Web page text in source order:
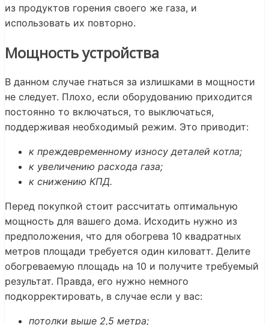
из продуктов горения своего же газа, и
использовать их повторно.
Мощность устройства
В данном случае гнаться за излишками в мощности
не следует. Плохо, если оборудованию приходится
постоянно то включаться, то выключаться,
поддерживая необходимый режим. Это приводит:
к преждевременному износу деталей котла;
к увеличению расхода газа;
к снижению КПД.
Перед покупкой стоит рассчитать оптимальную
мощность для вашего дома. Исходить нужно из
предположения, что для обогрева 10 квадратных
метров площади требуется один киловатт. Делите
обогреваемую площадь на 10 и получите требуемый
результат. Правда, его нужно немного
подкорректировать, в случае если у вас:
потолки выше 2,5 метра;